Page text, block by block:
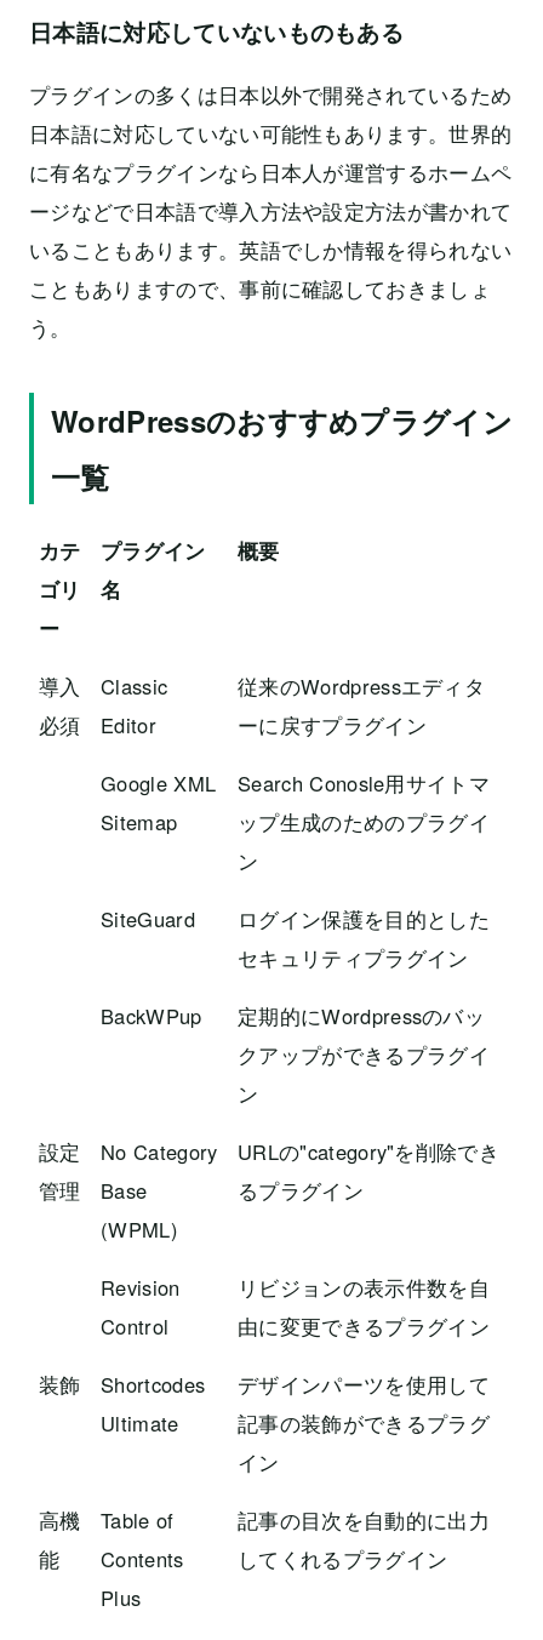
日本語に対応していないものもある
プラグインの多くは日本以外で開発されているため
日本語に対応していない可能性もあります。世界的
に有名なプラグインなら日本人が運営するホームペ
ージなどで日本語で導入方法や設定方法が書かれて
いることもあります。英語でしか情報を得られない
こともありますので、事前に確認しておきましょ
う。
WordPressのおすすめプラグイン
一覧
カテ
ゴリ
ー
プラグイン
名
概要
導入
必須
Classic
Editor
従来のWordpressエディタ
ーに戻すプラグイン
Google XML
Sitemap
Search Conosle用サイトマ
ップ生成のためのプラグイ
ン
SiteGuard
ログイン保護を目的とした
セキュリティプラグイン
BackWPup
定期的にWordpressのバッ
クアップができるプラグイ
ン
設定
管理
No Category
Base
(WPML)
URLの"category"を削除でき
るプラグイン
Revision
Control
リビジョンの表示件数を自
由に変更できるプラグイン
装飾
Shortcodes
Ultimate
デザインパーツを使用して
記事の装飾ができるプラグ
イン
高機
能
Table of
Contents
Plus
記事の目次を自動的に出力
してくれるプラグイン